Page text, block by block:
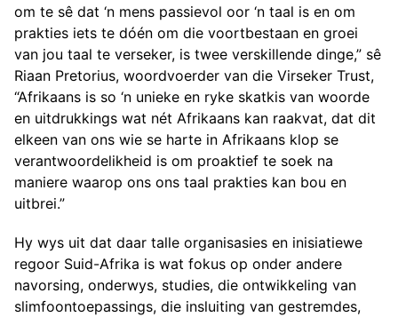
om te sê dat ‘n mens passievol oor ‘n taal is en om
prakties iets te dóén om die voortbestaan en groei
van jou taal te verseker, is twee verskillende dinge,” sê
Riaan Pretorius, woordvoerder van die Virseker Trust,
“Afrikaans is so ‘n unieke en ryke skatkis van woorde
en uitdrukkings wat nét Afrikaans kan raakvat, dat dit
elkeen van ons wie se harte in Afrikaans klop se
verantwoordelikheid is om proaktief te soek na
maniere waarop ons ons taal prakties kan bou en
uitbrei.”
Hy wys uit dat daar talle organisasies en inisiatiewe
regoor Suid-Afrika is wat fokus op onder andere
navorsing, onderwys, studies, die ontwikkeling van
slimfoontoepassings, die insluiting van gestremdes,